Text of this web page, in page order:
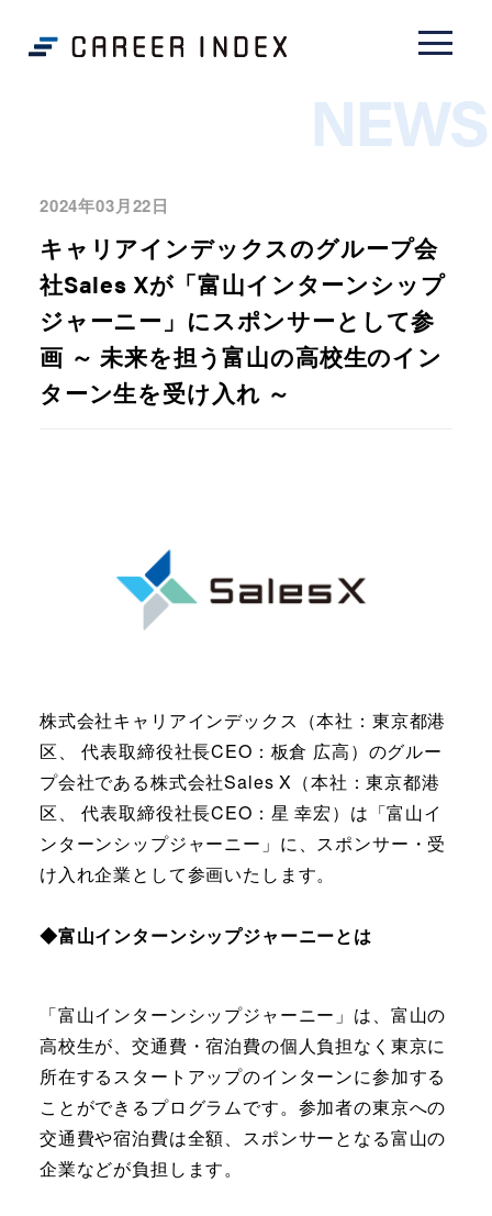
NEWS
2024年03月22日
キャリアインデックスのグループ会
社Sales Xが「富山インターンシップ
ジャーニー」にスポンサーとして参
画 ～ 未来を担う富山の高校生のイン
ターン生を受け入れ ～
株式会社キャリアインデックス（本社：東京都港
区、 代表取締役社長CEO：板倉 広高）のグルー
プ会社である株式会社Sales X（本社：東京都港
区、 代表取締役社長CEO：星 幸宏）は「富山イ
ンターンシップジャーニー」に、スポンサー・受
け入れ企業として参画いたします。
◆富山インターンシップジャーニーとは
「富山インターンシップジャーニー」は、富山の
高校生が、交通費・宿泊費の個人負担なく東京に
所在するスタートアップのインターンに参加する
ことができるプログラムです。参加者の東京への
交通費や宿泊費は全額、スポンサーとなる富山の
企業などが負担します。